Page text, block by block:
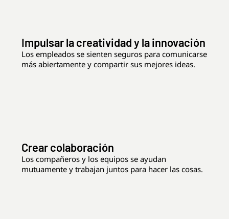
Impulsar la creatividad y la innovación
Los empleados se sienten seguros para comunicarse
más abiertamente y compartir sus mejores ideas.
Crear colaboración
Los compañeros y los equipos se ayudan
mutuamente y trabajan juntos para hacer las cosas.